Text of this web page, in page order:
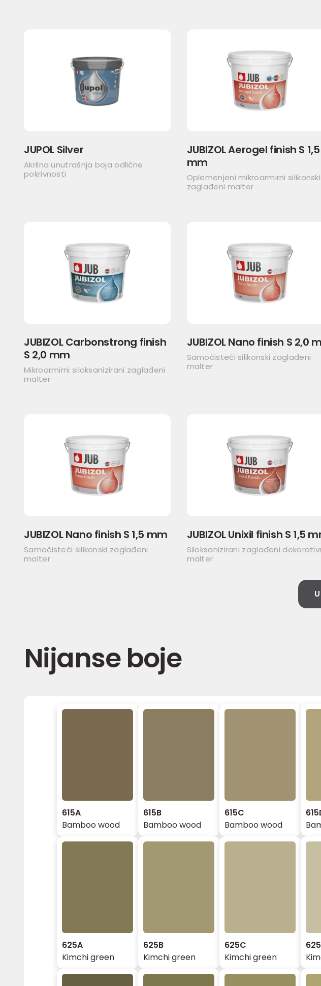
JUPOL Silver
Akrilna unutrašnja boja odlične
pokrivnosti
JUBIZOL Aerogel finish S 1,5
mm
Oplemenjeni mikroarmirni silikonski
zaglađeni malter
JUBIZOL Carbonstrong finish
S 2,0 mm
Mikroarmirni siloksanizirani zaglađeni
malter
JUBIZOL Nano finish S 2,0
Samočisteći silikonski zaglađeni
malter
JUBIZOL Nano finish S 1,5 mm
Samočisteći silikonski zaglađeni
malter
JUBIZOL Unixil finish S 1,5
Siloksanizirani zaglađeni
malter
Nijanse boje
615A
Bamboo wood
615B
Bamboo wood
615C
Bamboo wood
625A
Kimchi green
625B
Kimchi green
625C
Kimchi green